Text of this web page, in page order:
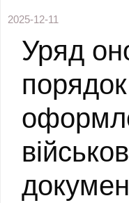
2025-12-11
Уряд
порядок